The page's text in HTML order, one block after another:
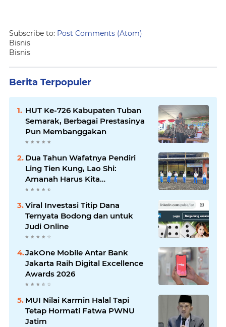
Subscribe to: Post Comments (Atom)
Bisnis
Bisnis
Berita Terpopuler
HUT Ke-726 Kabupaten Tuban
Semarak, Berbagai Prestasinya
Pun Membanggakan
Dua Tahun Wafatnya Pendiri
Ling Tien Kung, Lao Shi:
Amanah Harus Kita
Laksanakan!
Viral Investasi Titip Dana
Ternyata Bodong dan untuk
Judi Online
JakOne Mobile Antar Bank
Jakarta Raih Digital Excellence
Awards 2026
MUI Nilai Karmin Halal Tapi
Tetap Hormati Fatwa PWNU
Jatim